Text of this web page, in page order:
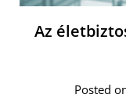
Az
Posted